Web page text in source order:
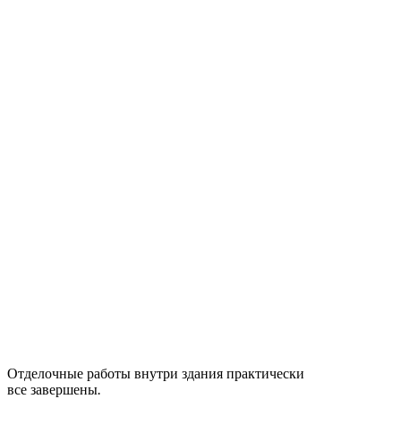
Отделочные работы внутри здания практически
все завершены.